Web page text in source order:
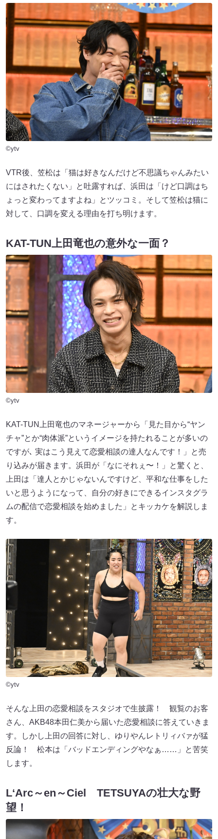
©ytv
VTR後、笠松は「猫は好きなんだけど不思議ちゃんみたい
にはされたくない」と吐露すれば、浜田は「けど口調はち
ょっと変わってますよね」とツッコミ。そして笠松は猫に
対して、口調を変える理由を打ち明けます。
KAT-TUN上田竜也の意外な一面？
©ytv
KAT-TUN上田竜也のマネージャーから「見た目から“ヤン
チャ”とか“肉体派”というイメージを持たれることが多いの
ですが､ 実はこう見えて恋愛相談の達人なんです！」と売
り込みが届きます。浜田が「なにそれぇ〜！」と驚くと、
上田は「達人とかじゃないんですけど、平和な仕事をした
いと思うようになって、自分の好きにできるインスタグラ
ムの配信で恋愛相談を始めました」とキッカケを解説しま
す。
©ytv
そんな上田の恋愛相談をスタジオで生披露！ 観覧のお客
さん、AKB48本田仁美から届いた恋愛相談に答えていきま
す。しかし上田の回答に対し、ゆりやんレトリィバァが猛
反論！ 松本は「バッドエンディングやなぁ……」と苦笑
します。
L‘Arc～en～Ciel TETSUYAの壮大な野
望！